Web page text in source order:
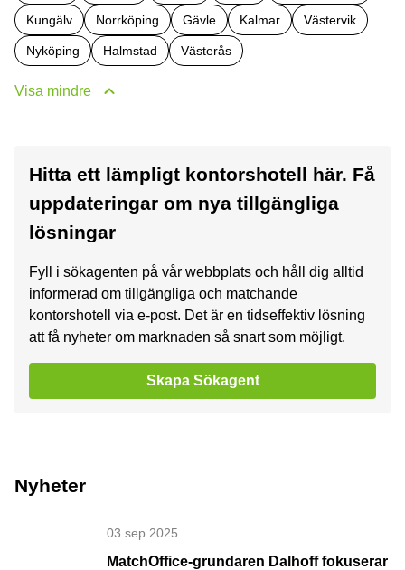
Kungälv Norrköping Gävle Kalmar Västervik
Nyköping Halmstad Västerås
Visa mindre
Hitta ett lämpligt kontorshotell här. Få
uppdateringar om nya tillgängliga
lösningar
Fyll i sökagenten på vår webbplats och håll dig alltid
informerad om tillgängliga och matchande
kontorshotell via e-post. Det är en tidseffektiv lösning
att få nyheter om marknaden så snart som möjligt.
Skapa Sökagent
Nyheter
03 sep 2025
MatchOffice-grundaren Dalhoff fokuserar